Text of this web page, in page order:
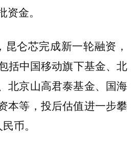
金。
昆仑芯完成新一轮融资，
括中国移动旗下基金、北
北京山高君泰基金、国海
本等，投后估值进一步攀
币。